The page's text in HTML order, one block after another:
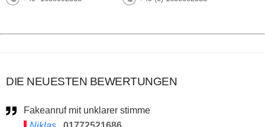
DIE NEUESTEN BEWERTUNGEN
Fakeanruf mit unklarer stimme